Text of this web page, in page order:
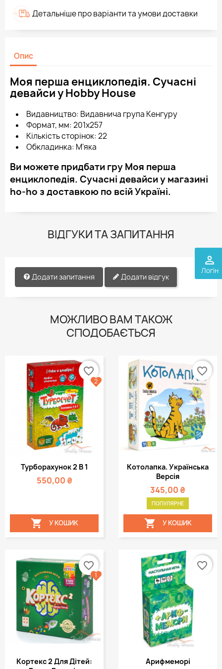
perm_identity
Логін
Детальніше про варіанти та умови доставки
Опис
Моя перша енциклопедія. Сучасні
девайси у Hobby House
Видавництво: Видавнича група Кенгуру
Формат, мм: 201х257
Кількість сторінок: 22
Обкладинка: М'яка
Ви можете придбати гру Моя перша
енциклопедія. Сучасні девайси у магазині
ho-ho з доставкою по всій Україні.
ВІДГУКИ ТА ЗАПИТАННЯ
Додати запитання Додати відгук
МОЖЛИВО ВАМ ТАКОЖ
СПОДОБАЄТЬСЯ
Турборахунок 2 В 1
550,00 ₴
 У КОШИК
favorite_border
2
Котолапка. Українська
Версія
345,00 ₴
ПОПУЛЯРНЕ
 У КОШИК
favorite_border
Кортекс 2 Для Дітей:
favorite_border
1
Арифмеморі
favorite_border